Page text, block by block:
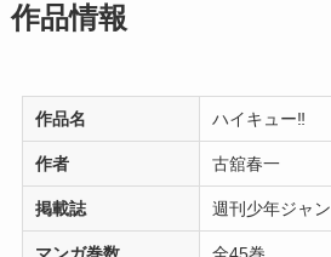
作品情報
作品名 ハイキュー‼︎
作者 古舘春一
掲載誌 週刊少年ジャ